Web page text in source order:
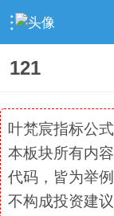
› 社区精选 › 专栏
121
叶梵宸指标公
本板块所有内
代码，皆为举
不构成投资建